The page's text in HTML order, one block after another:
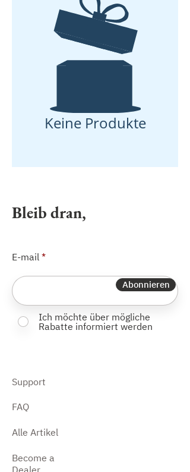
Keine Produkte
E-mail
Abonnieren
Ich möchte über mögliche
Rabatte informiert werden
Support
FAQ
Alle Artikel
Become a
Dealer
Bleib dran,